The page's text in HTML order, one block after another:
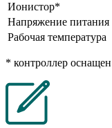
Ионистор*
Напряжение питания
Рабочая температура
* контроллер